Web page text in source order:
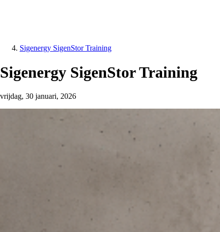
Sigenergy SigenStor Training
Sigenergy SigenStor Training
vrijdag, 30 januari, 2026